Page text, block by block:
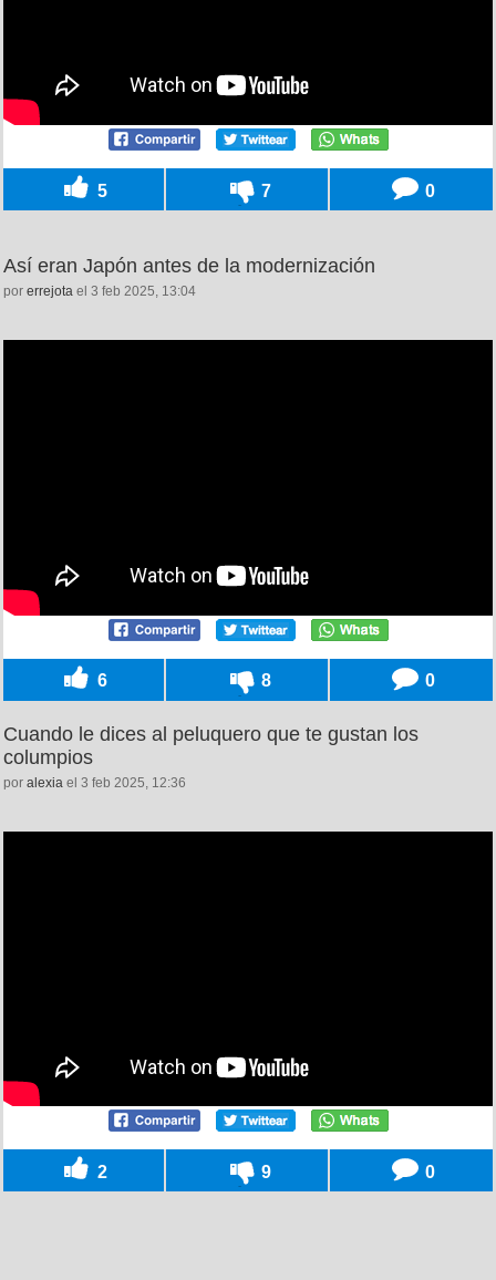
5 7 0
Así eran Japón antes de la modernización
por errejota el 3 feb 2025, 13:04
6 8 0
Cuando le dices al peluquero que te gustan los
columpios
por alexia el 3 feb 2025, 12:36
2 9 0